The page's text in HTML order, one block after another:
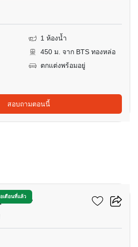
1 ห้องน้ำ
450 ม. จาก BTS ทองหล่อ
ตกแต่งพร้อมอยู่
สอบถามตอนนี้
เดือนที่แล้ว
วิท 34